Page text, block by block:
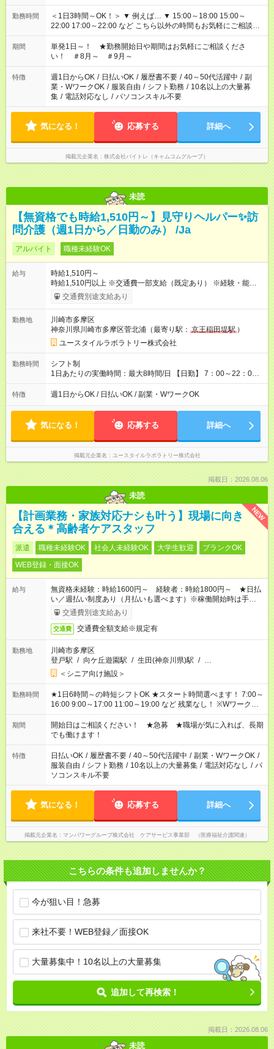
勤務時間
＜1日3時間～OK！＞ ▼ 例えば… ▼ 15:00～18:00 15:00～
22:00 17:00～22:00 など こちら以外の時間もお気軽にご相談く
ださい！
期間
単発1日～！ ★勤務開始日や期間はお気軽にご相談くださ
い！ ＃8月～ ＃9月～
特徴 週1日からOK / 日払いOK / 履歴書不要 / 40～50代活躍中 / 副
業・WワークOK / 服装自由 / シフト勤務 / 10名以上の大量募
集 / 電話対応なし / パソコンスキル不要
気になる！ 応募する 詳細へ
掲載元企業名 株式会社バイトレ（キャムコムグループ）
未読
【無資格でも時給1,510円～】見守りヘルパー✨訪
問介護（週1日から／日勤のみ） /Ja
アルバイト 職種未経験OK
給与
時給1,510円～
時給1,510円以上 ※交通費一部支給（既定あり） ※経験・能力を
考慮して決定します 【収入例】 週1回勤務の場合：1,510円×8時
間×4回=4万8,320円 週3回勤務の場合：1,510円×8時間×12回
1,600円 【試用期間】試用期間あり 試用期間の長さ：2ヶ月
※ 雇用形態と給与に、本採用時と異なる部分があります。 雇用
形態：本採用時と同じです。 給与：時給 1,230円以上
交通費別途支給あり
勤務地
川崎市多摩区
神奈川県川崎市多摩区菅北浦（最寄り駅： 京王稲田堤駅 ）
ユースタイルラボラトリー株式会社
勤務時間
シフト制
1日あたりの実働時間：最大8時間/日 【日勤】 7：00～22：00
の間で6～8時間勤務（休憩時間は法定通り） ※週1日～OK ／ 1
日6時間から勤務OK ／ 夜勤なし ＊＊ 勤務時間例 ＊＊ ■8時
※訪問先により変動 ※曜日固定（毎週同じ曜日勤務）
特徴 週1日からOK / 日払いOK / 副業・WワークOK
気になる！ 応募する 詳細へ
掲載元企業名 ユースタイルラボラトリー株式会社
掲載日：2026.08.06
未読
NEW
【計画業務・家族対応ナシも叶う】現場に向き
合える＊高齢者ケアスタッフ
派遣 職種未経験OK 社会人未経験OK 大学生歓迎
ブランクOK
WEB登録・面接OK
給与
無資格未経験：時給1600円～ 経験者：時給1800円～ ★日払
い／週払い制度あり（月払いも選べます）※稼働開始時は手続き
完了次第のお支払いとなります。
交通費別途支給あり
交通費 交通費全額支給※規定有
勤務地
川崎市多摩区
登戸駅 / 向ケ丘遊園駅 / 生田(神奈川県)駅 / …
＜シニア向け施設＞
勤務時間
★1日6時間～の時短シフトOK ★スタート時間選べます！ 7:00～
16:00 9:00～17:00 11:00～19:00 など 残業なし！ ※Wワークの
場合、他のお仕事と合わせ週40時間超の就業はご案内できませ
ん ※法令に基づき、週20時間以上勤務は社会保険への加入対象
となります ※労働者派遣法（日雇い派遣の原則禁止）により、
短時間・短期間の就業はご案内が難しい場合があります
期間
開始日はご相談ください！ ★急募 ★職場が気に入れば、長期
でも働けます！
特徴 日払いOK / 履歴書不要 / 40～50代活躍中 / 副業・WワークOK /
服装自由 / シフト勤務 / 10名以上の大量募集 / 電話対応なし / パ
ソコンスキル不要
気になる！ 応募する 詳細へ
掲載元企業名 マンパワーグループ株式会社 ケアサービス事業部 （医療福祉介護関連）
こちらの条件も追加しませんか？
今が狙い目！急募
来社不要！WEB登録／面接OK
大量募集中！10名以上の大量募集
追加して再検索！
掲載日：2026.08.06
未読